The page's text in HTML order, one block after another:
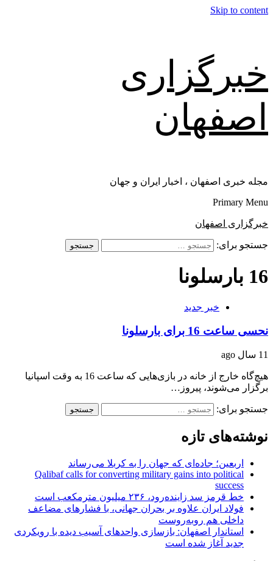
Skip to content
خبرگزاری
اصفهان
مجله خبری اصفهان ، اخبار ایران و جهان
Primary Menu
خبرگزاری اصفهان
جستجو برای:
16 بارسلونا
خبر جدید
نحسی ساعت 16 برای بارسلونا
11 سال ago
هیچ‌گاه خارج از خانه در بازی‌هایی که ساعت 16 به وقت اسپانیا
برگزار می‌شوند، پیروز…
جستجو برای:
نوشته‌های تازه
اربعین؛ جاده‌ای که جهان را به کربلا می‌رساند
Qalibaf calls for converting military gains into political
success
خط قرمز سد زاینده‌رود، ۲۳۶ میلیون مترمکعب است
فولاد ایران علاوه بر بحران جهانی، با فشارهای مضاعف
داخلی هم روبه‌روست
استاندار اصفهان: بازسازی واحدهای آسیب دیده با رویکردی
جدید آغاز شده است